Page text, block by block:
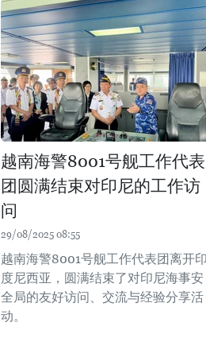
越南海警8001号舰工作代表
团圆满结束对印尼的工作访
问
29/08/2025 08:55
越南海警8001号舰工作代表团离开
度尼西亚，圆满结束了对印尼海事安
全局的友好访问、交流与经验分享活
动。